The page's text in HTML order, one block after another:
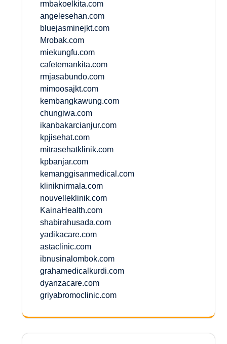
rmbakoelkita.com
angelesehan.com
bluejasminejkt.com
Mrobak.com
miekungfu.com
cafetemankita.com
rmjasabundo.com
mimoosajkt.com
kembangkawung.com
chungiwa.com
ikanbakarcianjur.com
kpjisehat.com
mitrasehatklinik.com
kpbanjar.com
kemanggisanmedical.com
kliniknirmala.com
nouvelleklinik.com
KainaHealth.com
shabirahusada.com
yadikacare.com
astaclinic.com
ibnusinalombok.com
grahamedicalkurdi.com
dyanzacare.com
griyabromoclinic.com